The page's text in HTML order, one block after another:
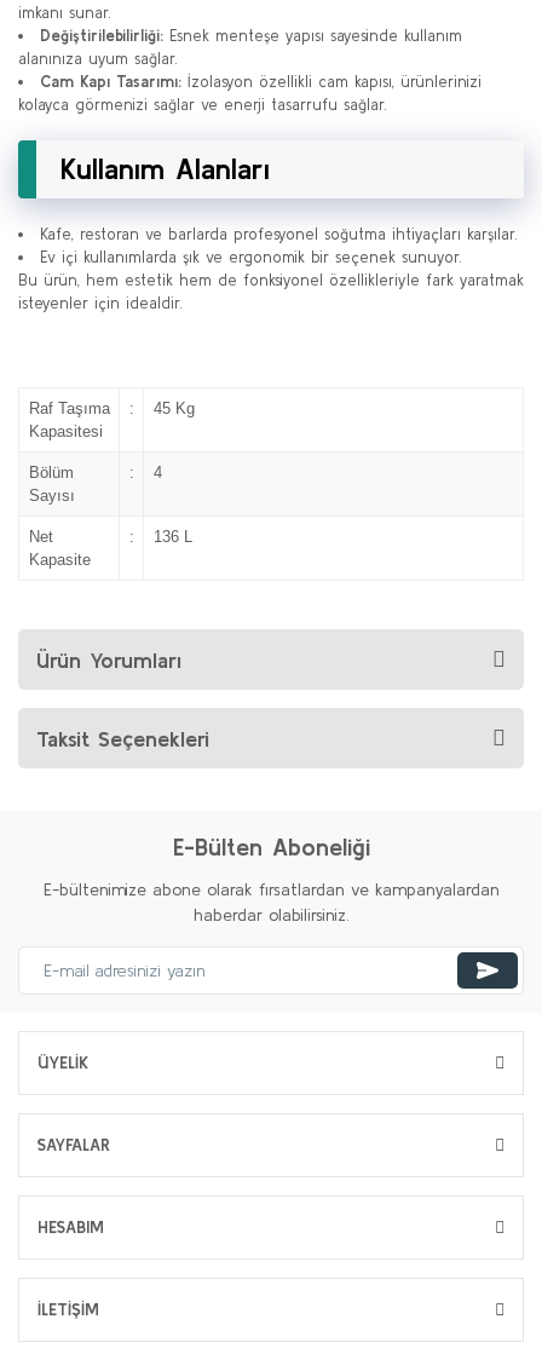
imkanı sunar.
Değiştirilebilirliği: Esnek menteşe yapısı sayesinde kullanım
alanınıza uyum sağlar.
Cam Kapı Tasarımı: İzolasyon özellikli cam kapısı, ürünlerinizi
kolayca görmenizi sağlar ve enerji tasarrufu sağlar.
Kullanım Alanları
Kafe, restoran ve barlarda profesyonel soğutma ihtiyaçları karşılar.
Ev içi kullanımlarda şık ve ergonomik bir seçenek sunuyor.
Bu ürün, hem estetik hem de fonksiyonel özellikleriyle fark yaratmak
isteyenler için idealdir.
Raf Taşıma
Kapasitesi
: 45 Kg
Bölüm
Sayısı
: 4
Net
Kapasite
: 136 L
Ürün Yorumları
Taksit Seçenekleri
E-Bülten Aboneliği
E-bültenimize abone olarak fırsatlardan ve kampanyalardan
haberdar olabilirsiniz.
ÜYELİK
SAYFALAR
HESABIM
İLETİŞİM